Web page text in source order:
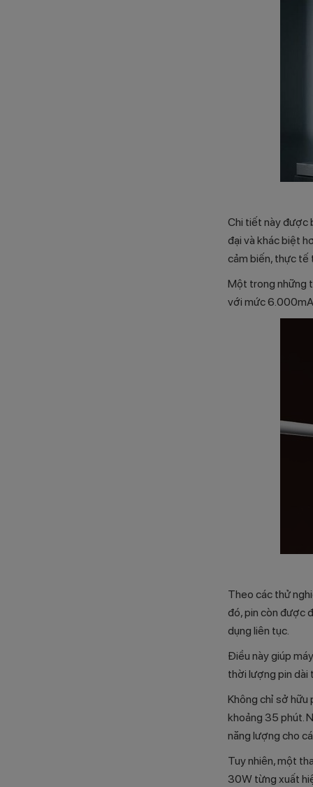
Chi tiết này được
đại và khác biệt
cảm biến, thực tế
Một trong những
với mức
Theo các thử
đó, pin còn được
dụng liên tục.
Điều này giúp
thời lượng pin dài
Không chỉ sở hữu
khoảng 35 phút.
năng lượng cho
Tuy nhiên, một
30W từng xuất